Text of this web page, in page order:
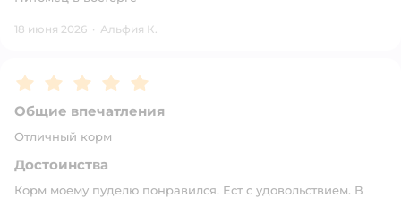
18 июня 2026 · Альфия К.
Рейтинг:5
Общие впечатления
Отличный корм
Достоинства
Корм моему пуделю понравился. Ест с удовольствием. В